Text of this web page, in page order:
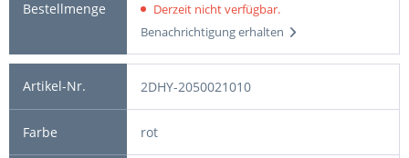
Derzeit nicht verfügbar.
Benachrichtigung erhalten
2DHY-2050021010
rot